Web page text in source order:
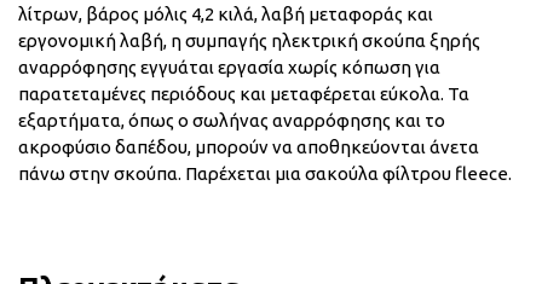
λίτρων, βάρος μόλις 4,2 κιλά, λαβή μεταφοράς και
εργονομική λαβή, η συμπαγής ηλεκτρική σκούπα ξηρής
αναρρόφησης εγγυάται εργασία χωρίς κόπωση για
παρατεταμένες περιόδους και μεταφέρεται εύκολα. Τα
εξαρτήματα, όπως ο σωλήνας αναρρόφησης και το
ακροφύσιο δαπέδου, μπορούν να αποθηκεύονται άνετα
πάνω στην σκούπα. Παρέχεται μια σακούλα φίλτρου fleece.